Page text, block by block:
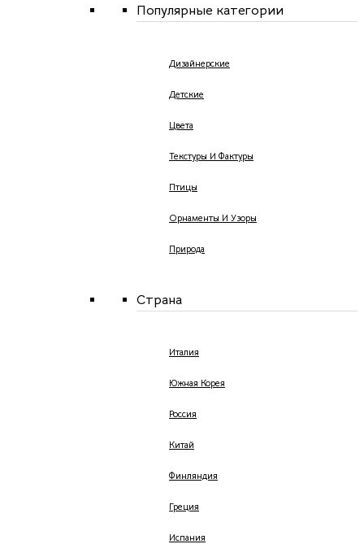
Популярные категории
Дизайнерские
Детские
Цвета
Текстуры И Фактуры
Птицы
Орнаменты И Узоры
Природа
Страна
Италия
Южная Корея
Россия
Китай
Финляндия
Греция
Испания